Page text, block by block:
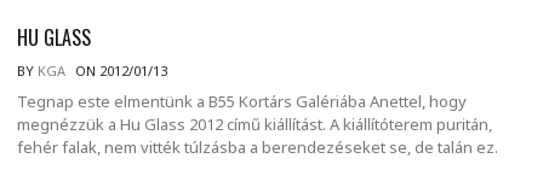
HU GLASS
BY KGA ON 2012/01/13
Tegnap este elmentünk a B55 Kortárs Galériába Anettel, hogy
megnézzük a Hu Glass 2012 című kiállítást. A kiállítóterem puritán,
fehér falak, nem vitték túlzásba a berendezéseket se, de talán ez.